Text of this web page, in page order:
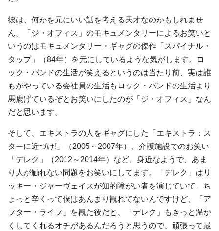
彼は、何かを元にいい話を考える天才なのかもしれませ
ん。「ジ・オフィス」のモキュメンタリーによるお笑いと
いうのはモキュメンタリー・ギャグの傑作「スパイナル・
タップ」（84年）を元にしているような気がします。ロ
ック・バンドの生活が笑えるというのは当たり前、実は誰
もがやっている会社員の生活もロック・バンドの生活より
馬鹿げているぞとお笑いにしたのが「ジ・オフィス」なん
だと思います。
そして、エキストラの人をギャグにした「エキストラ：ス
ターに近づけ!」（2005～2007年）、介護施設でのお笑い
「デレク」（2012～2014年）など、身近なようで、あま
り人が触れない問題をお笑いにしてます。「デレク」はリ
ッキー・ジャーヴェイスが知的障がい者を演じていて、ち
ょっと辛くって僕はあんまり観れてないんですけど、「ア
フター・ライフ」を観た後だと、「デレク」もきっと温か
くしてくれるオチがあるんだろうと思うので、頑張って最